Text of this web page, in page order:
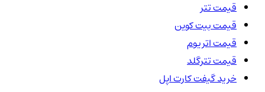
قیمت تتر
قیمت بیت کوین
قیمت اتریوم
قیمت تترگلد
خرید گیفت کارت اپل